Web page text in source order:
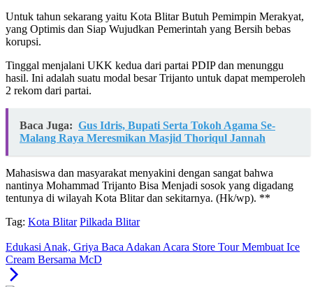
Untuk tahun sekarang yaitu Kota Blitar Butuh Pemimpin Merakyat,
yang Optimis dan Siap Wujudkan Pemerintah yang Bersih bebas
korupsi.
Tinggal menjalani UKK kedua dari partai PDIP dan menunggu
hasil. Ini adalah suatu modal besar Trijanto untuk dapat memperoleh
2 rekom dari partai.
Baca Juga: Gus Idris, Bupati Serta Tokoh Agama Se-
Malang Raya Meresmikan Masjid Thoriqul Jannah
Mahasiswa dan masyarakat menyakini dengan sangat bahwa
nantinya Mohammad Trijanto Bisa Menjadi sosok yang digadang
tentunya di wilayah Kota Blitar dan sekitarnya. (Hk/wp). **
Tag: Kota Blitar Pilkada Blitar
Edukasi Anak, Griya Baca Adakan Acara Store Tour Membuat Ice
Cream Bersama McD